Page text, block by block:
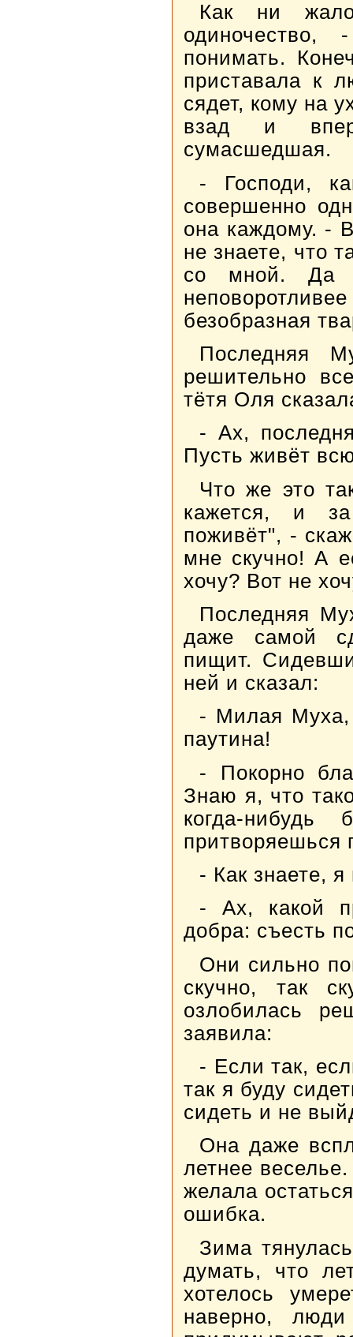
Как ни
понимать.
приставала к
сядет, кому на
взад и
сумасшедшая.
- Господи,
совершенно
она каждому. -
не знаете, что
со мной. Да
безобразная
Последняя
решительно
тётя Оля
- Ах,
Пусть живёт
Что же это
кажется, и
поживёт", -
мне скучно! А
хочу? Вот не
Последняя
даже самой
пищит.
ней и сказал:
- Милая Муха,
паутина!
- Покорно
Знаю я, что
когда-
притворяешься
- Как знаете,
- Ах, какой
добра: съесть
Они сильно
скучно, так
озлобилась
заявила:
- Если так,
так я буду
сидеть и не
Она даже
летнее
желала
ошибка.
Зима
думать, что
хотелось
наверно,